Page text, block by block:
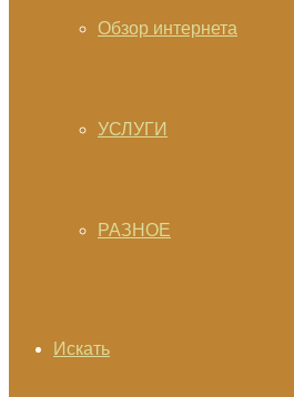
Обзор интернета
УСЛУГИ
РАЗНОЕ
Искать